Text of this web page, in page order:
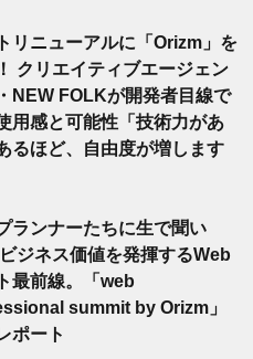
リニューアルに「Orizm」を
クリエイティブエージェン
NEW FOLKが開発者目線で
用感と可能性「技術力があ
るほど、自由度が増します
ランナーたちに生で聞い
ジネス価値を発揮するWeb
最前線。「web
summit by Orizm」
ポート